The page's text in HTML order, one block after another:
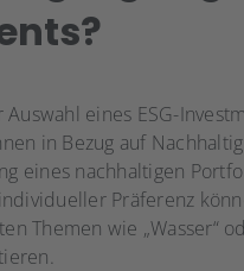
eines ESG-
in Bezug auf
eines nachhaltigen
Präferenz
Themen wie „Wasser“